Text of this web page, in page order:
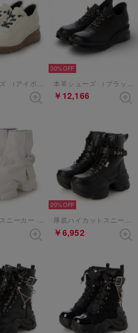
30%
￥12,166
厚底カバースニーカー （ホワイト）
20%
厚底ハイカットスニーカー （ブラック）
￥6,952